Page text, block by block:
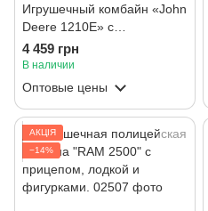
Игрушечный комбайн «John
Deere 1210E» с
манипулятором и бревнами
4 459 грн
В наличии
Оптовые цены
АКЦІЯ
−14%